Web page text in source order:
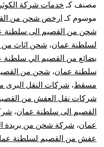
مصنف كـ خدمات شركة الكوثر
موسوم كـ ارخص شحن من
شحن من القصيم الى سلطنة
لسلطنة عمان، شحن اثاث من
بضائع من القصيم الي سلطنة
سلطنة عمان، شحن من
مسقط، شركات النقل البرى
شركات نقل العفش من
القصيم الى سلطنة عمان،
عمان، شركة شحن من بريدة
عفش من القصيم لسلطنة